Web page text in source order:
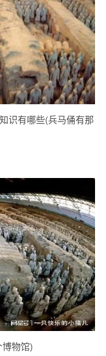
识有哪些(兵马俑有那
物馆)